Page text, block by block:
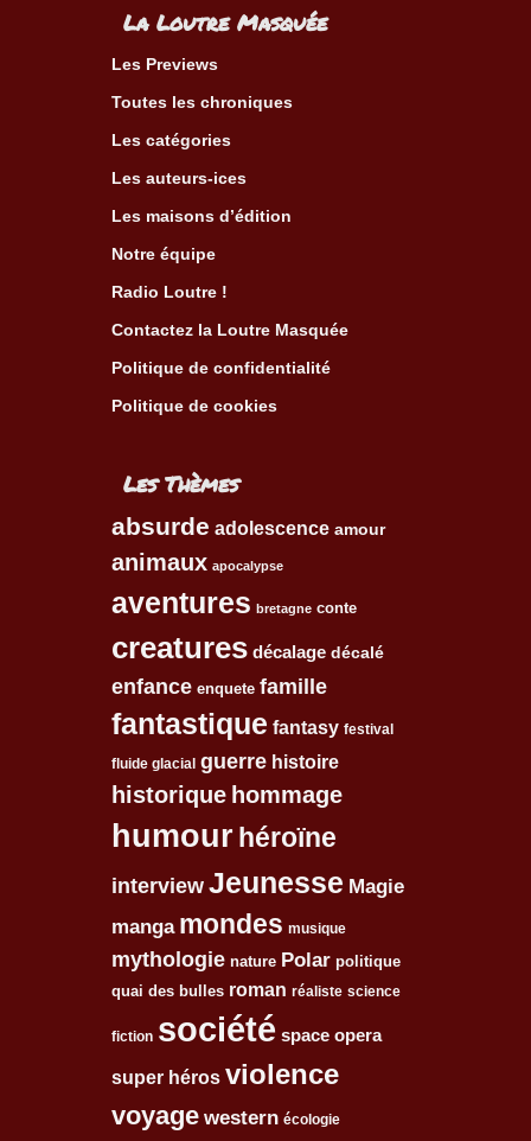
La Loutre Masquée
Les Previews
Toutes les chroniques
Les catégories
Les auteurs-ices
Les maisons d’édition
Notre équipe
Radio Loutre !
Contactez la Loutre Masquée
Politique de confidentialité
Politique de cookies
Les Thèmes
absurde adolescence amour
animaux apocalypse
aventures bretagne conte
creatures décalage décalé
enfance enquete famille
fantastique fantasy festival
fluide glacial guerre histoire
historique hommage
humour héroïne
interview Jeunesse Magie
manga mondes musique
mythologie nature Polar politique
quai des bulles roman réaliste science
fiction société space opera
super héros violence
voyage western écologie